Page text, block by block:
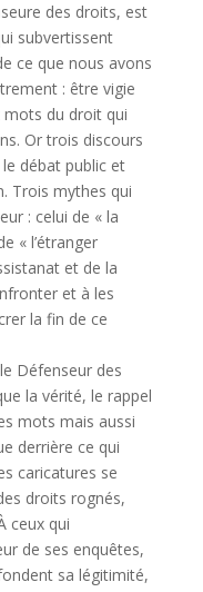
des droits, est
subvertissent
ce que nous avons
: être vigie
mots du droit qui
Or trois discours
débat public et
Trois mythes qui
: celui de « la
« l’étranger
et de la
et à les
la fin de ce
Défenseur des
la vérité, le rappel
mots mais aussi
derrière ce qui
caricatures se
droits rognés,
ceux qui
de ses enquêtes,
sa légitimité,